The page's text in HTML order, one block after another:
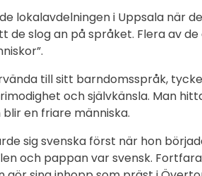
lokalavdelningen i Uppsala när
de slog an på språket. Flera av
till sitt barndomsspråk,
och självkänsla. Man
en friare människa.
sig svenska först när hon
och pappan var svensk.